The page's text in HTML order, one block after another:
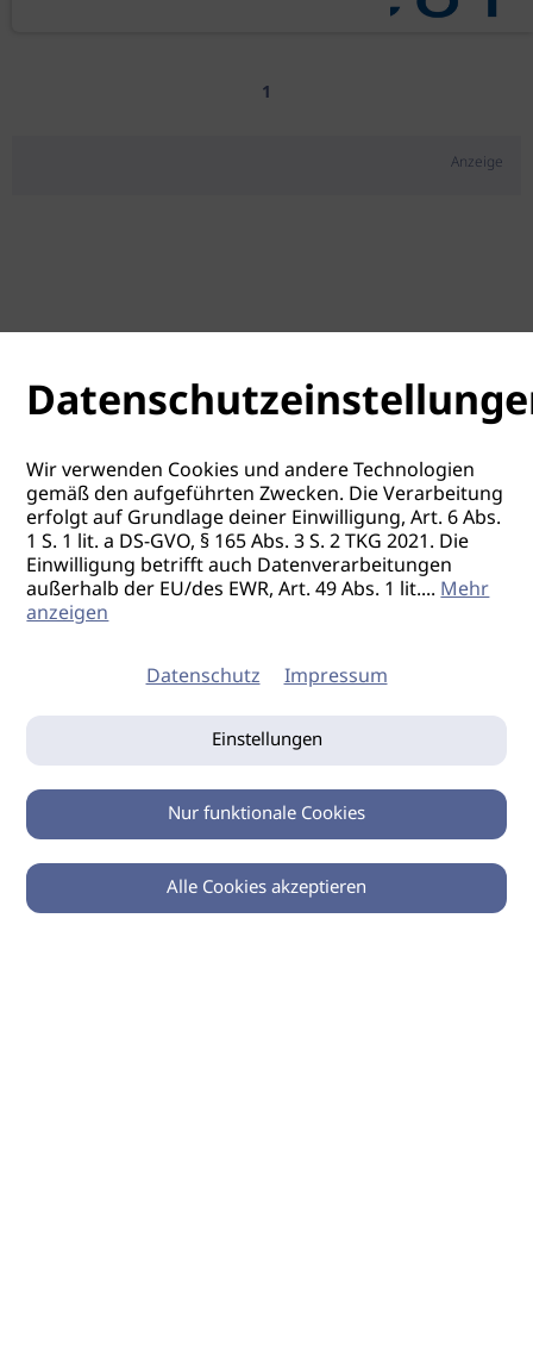
1
Anzeige
Wir verwenden Cookies und andere Technologien
gemäß den aufgeführten Zwecken. Die Verarbeitung
erfolgt auf Grundlage deiner Einwilligung, Art. 6 Abs.
1 S. 1 lit. a DS-GVO, § 165 Abs. 3 S. 2 TKG 2021. Die
Einwilligung betrifft auch Datenverarbeitungen
außerhalb der EU/des EWR, Art. 49 Abs. 1 lit....Mehr
anzeigen
Datenschutz Impressum
Einstellungen
Nur funktionale Cookies
Alle Cookies akzeptieren